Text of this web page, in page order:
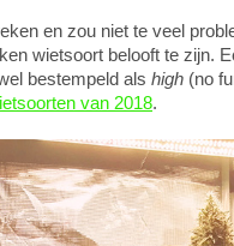
en zou niet te veel
wietsoort belooft te zijn.
bestempeld als high (no
van 2018.